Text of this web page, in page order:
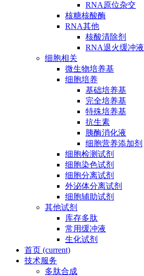
RNA原位杂交
核糖核酸酶
RNA其他
核酸清除剂
RNA退火缓冲液
细胞相关
微生物培养基
细胞培养
基础培养基
完全培养基
特殊培养基
抗生素
胰酶消化液
细胞营养添加剂
细胞检测试剂
细胞染色试剂
细胞分离试剂
外泌体分离试剂
细胞辅助试剂
其他试剂
库存多肽
常用缓冲液
生化试剂
首页 (current)
技术服务
多肽合成